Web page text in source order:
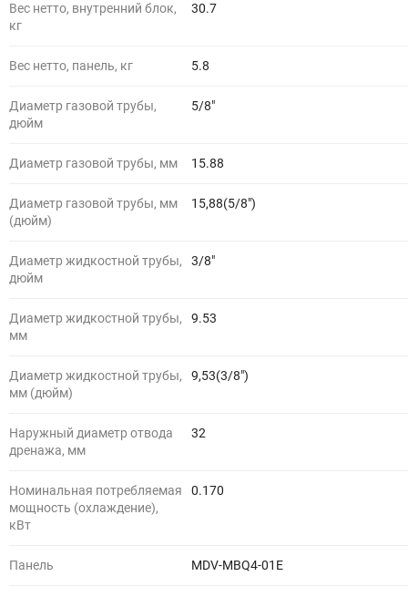
Вес нетто, внутренний блок,
кг
30.7
Вес нетто, панель, кг 5.8
Диаметр газовой трубы,
дюйм
5/8"
Диаметр газовой трубы, мм 15.88
Диаметр газовой трубы, мм
(дюйм)
15,88(5/8")
Диаметр жидкостной трубы,
дюйм
3/8"
Диаметр жидкостной трубы,
мм
9.53
Диаметр жидкостной трубы,
мм (дюйм)
9,53(3/8")
Наружный диаметр отвода
дренажа, мм
32
Номинальная потребляемая
мощность (охлаждение),
кВт
0.170
Панель MDV-MBQ4-01E